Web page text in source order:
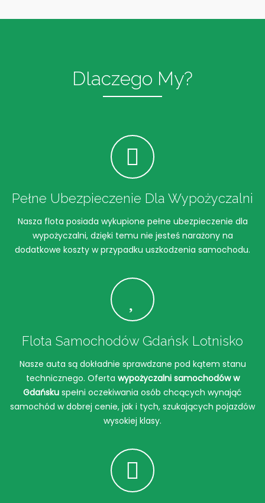
Dlaczego My?
Pełne Ubezpieczenie Dla Wypożyczalni
Nasza flota posiada wykupione pełne ubezpieczenie dla
wypożyczalni, dzięki temu nie jesteś narażony na
dodatkowe koszty w przypadku uszkodzenia samochodu.
Flota Samochodów Gdańsk Lotnisko
Nasze auta są dokładnie sprawdzane pod kątem stanu
technicznego. Oferta wypożyczalni samochodów w
Gdańsku spełni oczekiwania osób chcących wynająć
samochód w dobrej cenie, jak i tych, szukających pojazdów
wysokiej klasy.